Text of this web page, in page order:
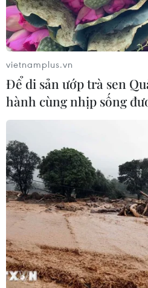
Hải Dương: 27 bệnh
được ra viện ngày giáp
11/02/2021 04:23
27 bệnh nhân, trong đó có 2
quả xét nghiệm SARS-CoV-2
được xuất viện vào đúng
thừa Tân Sửu 2021 cùng với
vietnamplus.vn
Để di sản ướp trà sen
hành cùng nhịp sống